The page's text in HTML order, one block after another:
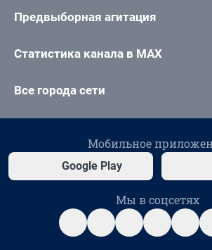
Предвыборная агитация
Статистика канала в MAX
Все города сети
Мобильное
Google Play
Мы в соцсетях